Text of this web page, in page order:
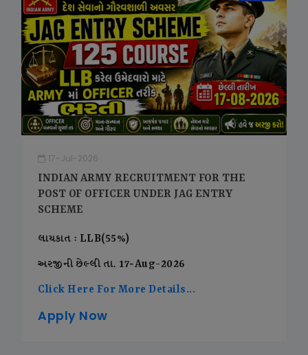
17-Jul-2026
INDIAN ARMY RECRUITMENT FOR THE
POST OF OFFICER UNDER JAG ENTRY
SCHEME
લાયકાત : LLB(55%)
અરજીની છેલ્લી તા. 17-Aug-2026
Click Here For More Details...
Apply Now